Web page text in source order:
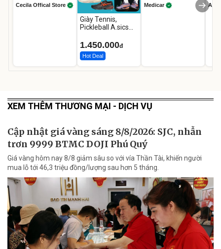
Cecila Offical Store
Giày Tennis,
Pickleball A.sics
Các Phối Màu
1.450.000đ
Hot Deal
Medicar A
XEM THÊM THƯƠNG MẠI - DỊCH VỤ
Cập nhật giá vàng sáng 8/8/2026: SJC, nhẫn
trơn 9999 BTMC DOJI Phú Quý
Giá vàng hôm nay 8/8 giảm sâu so với vía Thần Tài, khiến người
mua lỗ tới 46,3 triệu đồng/lượng sau hơn 5 tháng.